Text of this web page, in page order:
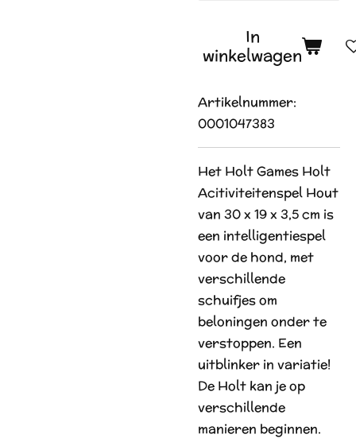
In
winkelwagen
Artikelnummer:
0001047383
Het Holt Games Holt
Acitiviteitenspel Hout
van 30 x 19 x 3,5 cm is
een intelligentiespel
voor de hond, met
verschillende
schuifjes om
beloningen onder te
verstoppen. Een
uitblinker in variatie!
De Holt kan je op
verschillende
manieren beginnen.